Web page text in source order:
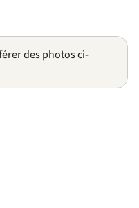
des photos ci-